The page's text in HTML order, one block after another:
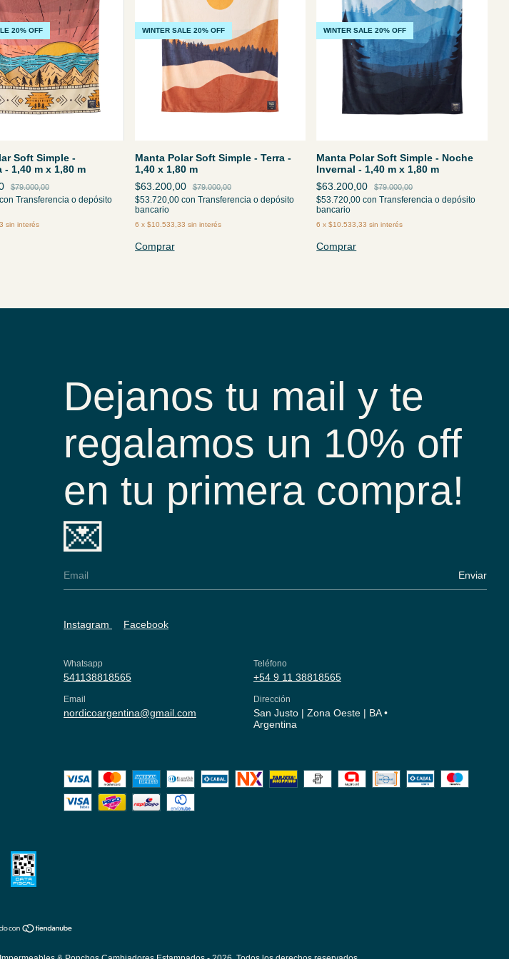
20% OFF
Soft Simple -
- 1,40 m x 1,80 m
$79.000,00
con Transferencia o depósito
sin interés
WINTER SALE 20% OFF
Manta Polar Soft Simple - Terra -
1,40 x 1,80 m
$63.200,00
$79.000,00
$53.720,00 con Transferencia o depósito
bancario
6 x $10.533,33 sin interés
Comprar
WINTER SALE 20% OFF
Manta Polar Soft Simple - Noche
Invernal - 1,40 m x 1,80 m
$63.200,00
$79.000,00
$53.720,00con Transferencia o depósito
bancario
6 x$10.533,33 sin interés
Comprar
Dejanos tu mail y te
regalamos un 10% off
en tu primera compra!
💌
Instagram Facebook
Whatsapp
541138818565
Teléfono
+54 9 11 38818565
Email
nordicoargentina@gmail.com
Dirección
San Justo | Zona Oeste | BA •
Argentina